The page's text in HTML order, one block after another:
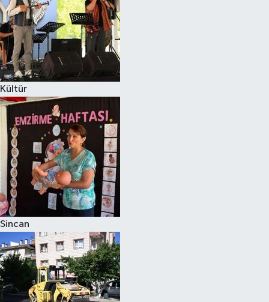
Kültür
Sincan